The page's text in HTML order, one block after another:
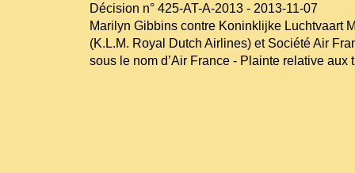
Décision n° 425-AT-A-2013 - 2013-11-07
Marilyn Gibbins contre Koninklijke Luchtvaart
(K.L.M. Royal Dutch Airlines) et Société Air
sous le nom d’Air France - Plainte relative aux